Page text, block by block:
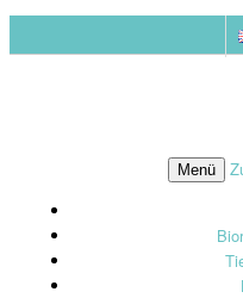
Menü